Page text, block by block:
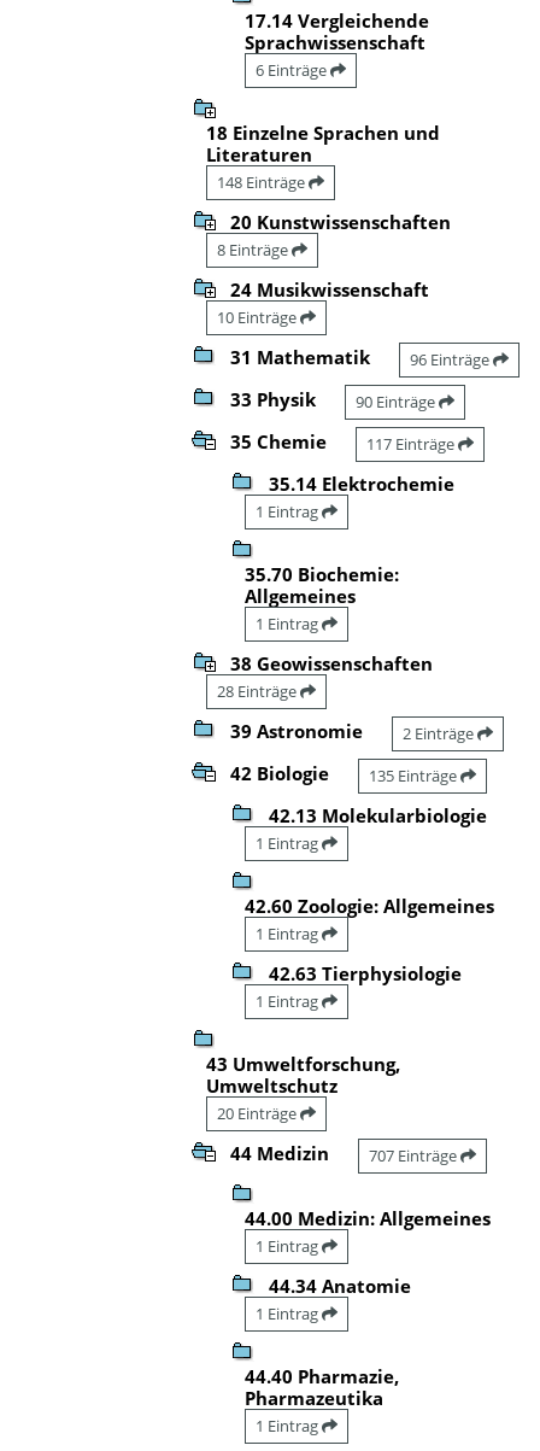
17.14 Vergleichende
Sprachwissenschaft
6 Einträge
18 Einzelne Sprachen und
Literaturen
148 Einträge
20 Kunstwissenschaften
8 Einträge
24 Musikwissenschaft
10 Einträge
31 Mathematik 96 Einträge
33 Physik 90 Einträge
35 Chemie 117 Einträge
35.14 Elektrochemie
1 Eintrag
35.70 Biochemie:
Allgemeines
1 Eintrag
38 Geowissenschaften
28 Einträge
39 Astronomie 2 Einträge
42 Biologie 135 Einträge
42.13 Molekularbiologie
1 Eintrag
42.60 Zoologie: Allgemeines
1 Eintrag
42.63 Tierphysiologie
1 Eintrag
43 Umweltforschung,
Umweltschutz
20 Einträge
44 Medizin 707 Einträge
44.00 Medizin: Allgemeines
1 Eintrag
44.34 Anatomie
1 Eintrag
44.40 Pharmazie,
Pharmazeutika
1 Eintrag